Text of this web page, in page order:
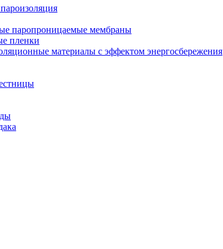
паропроницаемые мембраны
пленки
материалы с эффектом энергосбережения